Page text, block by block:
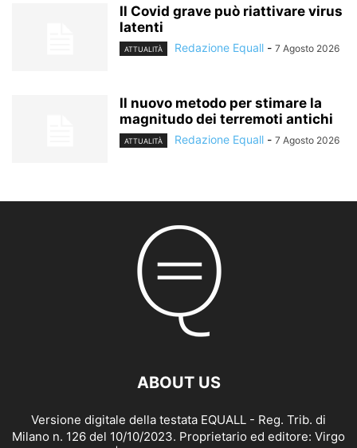
Il Covid grave può riattivare virus
latenti
ATTUALITÀ Redazione Equall - 7 Agosto 2026
Il nuovo metodo per stimare la
magnitudo dei terremoti antichi
ATTUALITÀ Redazione Equall - 7 Agosto 2026
ABOUT US
Versione digitale della testata EQUALL - Reg. Trib. di
Milano n. 126 del 10/10/2023. Proprietario ed editore: Virgo